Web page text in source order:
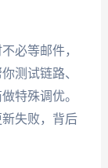
必等邮件，
测试链路、
特殊调优。
失败，背后